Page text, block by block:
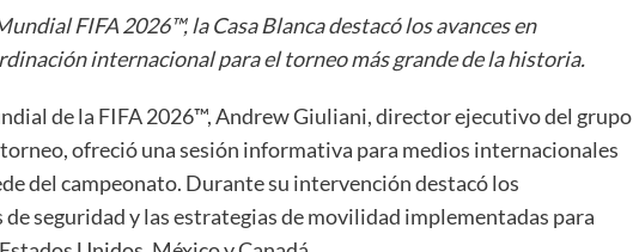
FIFA 2026™, la Casa Blanca destacó los avances en
internacional para el torneo más grande de la historia.
de la FIFA 2026™, Andrew Giuliani, director ejecutivo del grupo
ofreció una sesión informativa para medios internacionales
del campeonato. Durante su intervención destacó los
seguridad y las estrategias de movilidad implementadas para